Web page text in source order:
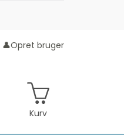
👤Opret bruger
Kurv